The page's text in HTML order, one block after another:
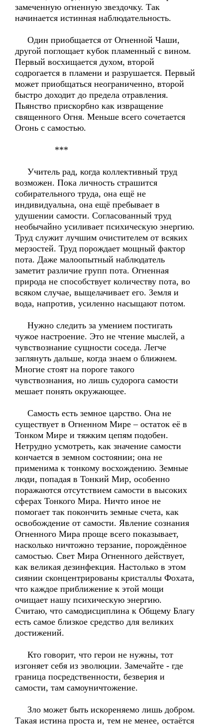
замеченную огненную звездочку. Так
начинается истинная наблюдательность.
Один приобщается от Огненной Чаши,
другой поглощает кубок пламенный с вином.
Первый восхищается духом, второй
содрогается в пламени и разрушается. Первый
может приобщаться неограниченно, второй
быстро доходит до предела отравления.
Пьянство прискорбно как извращение
священного Огня. Меньше всего сочетается
Огонь с самостью.
***
Учитель рад, когда коллективный труд
возможен. Пока личность страшится
собирательного труда, она ещё не
индивидуальна, она ещё пребывает в
удушении самости. Согласованный труд
необычайно усиливает психическую энергию.
Труд служит лучшим очистителем от всяких
мерзостей. Труд порождает мощный фактор
пота. Даже малоопытный наблюдатель
заметит различие групп пота. Огненная
природа не способствует количеству пота, во
всяком случае, выщелачивает его. Земля и
вода, напротив, усиленно насыщают потом.
Нужно следить за умением постигать
чужое настроение. Это не чтение мыслей, а
чувствознание сущности соседа. Легче
заглянуть дальше, когда знаем о ближнем.
Многие стоят на пороге такого
чувствознания, но лишь судорога самости
мешает понять окружающее.
Самость есть земное царство. Она не
существует в Огненном Мире – остаток её в
Тонком Мире и тяжким цепям подобен.
Нетрудно усмотреть, как значение самости
кончается в земном состоянии; она не
применима к тонкому восхождению. Земные
люди, попадая в Тонкий Мир, особенно
поражаются отсутствием самости в высоких
сферах Тонкого Мира. Ничто иное не
помогает так покончить земные счета, как
освобождение от самости. Явление сознания
Огненного Мира проще всего показывает,
насколько ничтожно терзание, порождённое
самостью. Свет Мира Огненного действует,
как великая дезинфекция. Настолько в этом
сиянии сконцентрированы кристаллы Фохата,
что каждое приближение к этой мощи
очищает нашу психическую энергию.
Считаю, что самодисциплина к Общему Благу
есть самое близкое средство для великих
достижений.
Кто говорит, что герои не нужны, тот
изгоняет себя из эволюции. Замечайте - где
граница посредственности, безверия и
самости, там самоуничтожение.
Зло может быть искореняемо лишь добром.
Такая истина проста и, тем не менее, остаётся